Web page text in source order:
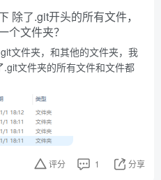
除了.git开头的所有文件，
个文件夹？
文件夹，和其他的文件夹，我
文件夹的所有文件和文件都
评分 1 分享